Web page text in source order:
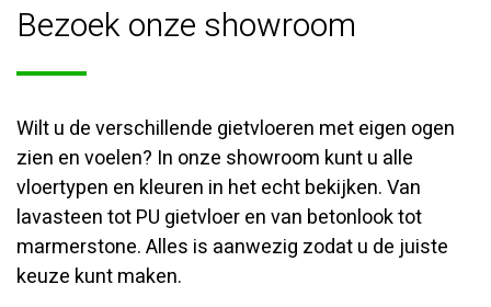
Bezoek onze showroom
Wilt u de verschillende gietvloeren met eigen ogen
zien en voelen? In onze showroom kunt u alle
vloertypen en kleuren in het echt bekijken. Van
lavasteen tot PU gietvloer en van betonlook tot
marmerstone. Alles is aanwezig zodat u de juiste
keuze kunt maken.